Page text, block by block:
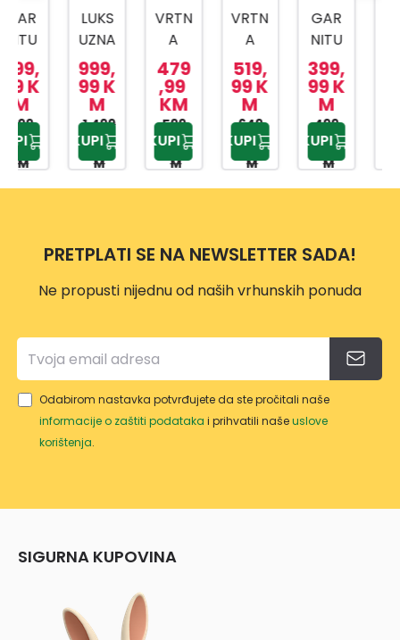
LUKS
UZNA
VRTN
NITU
RA
BHR-
3010
999,
99 K
1.499
,99 K
KUPI
VRTN
GAR
NITU
RATA
XD03
257
479
,99
599,
99 K
KUPI
VRTN
GAR
NITU
RATA
XD03
259
519,
99 K
649,
99 K
KUPI
GAR
NEBR
3+1+1
SME
ĐA
399,
99 K
499,
99 K
KUPI
GAR
NITU
LIDO
STOR
AGE
SME
ĐA
295
,99
369,
99 K
KUPI
PRETPLATI SE NA NEWSLETTER SADA!
Ne propusti nijednu od naših vrhunskih ponuda
Odabirom nastavka potvrđujete da ste pročitali naše
informacije o zaštiti podataka i prihvatili našeuslove
korištenja.
SIGURNA KUPOVINA